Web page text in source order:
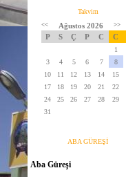
Takvim
<< Ağustos 2026 >>
P S Ç P C C
1
3
4 5 6 7 8
10
11 12 13 14 15
17
18 19 20 21 22
24
25 26 27 28 29
31
ABA GÜREŞİ
Aba Güreşi